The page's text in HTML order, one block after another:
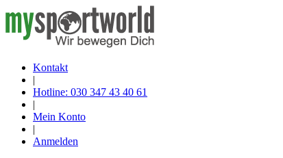
Kontakt
|
Hotline: 030 347 43 40 61
|
Mein Konto
|
Anmelden